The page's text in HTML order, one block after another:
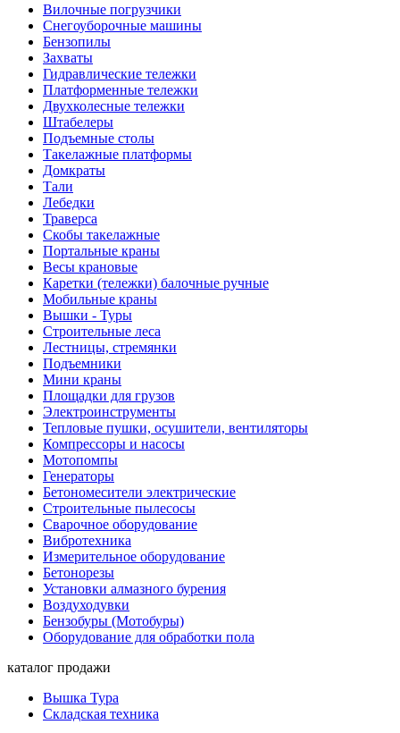
Вилочные погрузчики
Снегоуборочные машины
Бензопилы
Захваты
Гидравлические тележки
Платформенные тележки
Двухколесные тележки
Штабелеры
Подъемные столы
Такелажные платформы
Домкраты
Тали
Лебедки
Траверса
Скобы такелажные
Портальные краны
Весы крановые
Каретки (тележки) балочные ручные
Мобильные краны
Вышки - Туры
Строительные леса
Лестницы, стремянки
Подъемники
Мини краны
Площадки для грузов
Электроинструменты
Тепловые пушки, осушители, вентиляторы
Компрессоры и насосы
Мотопомпы
Генераторы
Бетономесители электрические
Строительные пылесосы
Сварочное оборудование
Вибротехника
Измерительное оборудование
Бетонорезы
Установки алмазного бурения
Воздуходувки
Бензобуры (Мотобуры)
Оборудование для обработки пола
каталог продажи
Вышка Тура
Складская техника